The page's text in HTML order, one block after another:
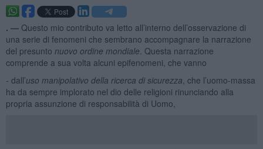
. — Questo mio contributo va letto all’interno dell’osservazione di
una serie di fenomeni che sembrano accompagnare la narrazione
del presunto nuovo ordine mondiale . Questa narrazione
comprende a sua volta alcuni epifenomeni, che vanno
- dall’uso manipolativo della ricerca di sicurezza , che l’uomo-massa
ha da sempre implorato nel dio delle religioni rinunciando alla
propria assunzione di responsabilità di Uomo,